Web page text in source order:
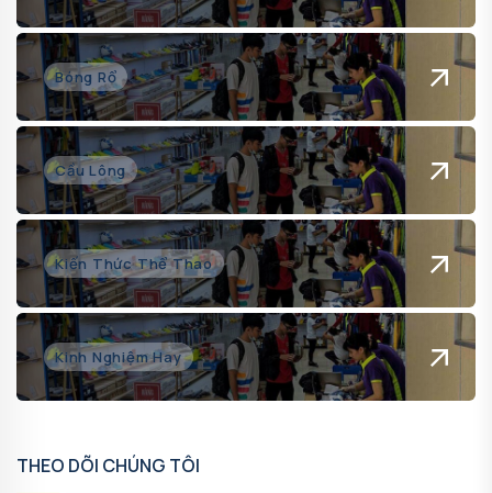
Bóng Rổ
Cầu Lông
Kiến Thức Thể Thao
Kinh Nghiệm Hay
THEO DÕI CHÚNG TÔI